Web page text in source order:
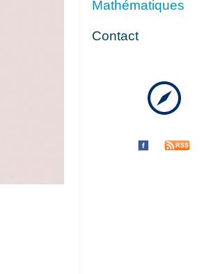
Mathématiques
Contact